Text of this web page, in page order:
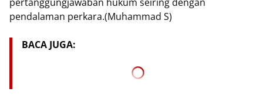
pendalaman perkara.(Muhammad S)
BACA JUGA: